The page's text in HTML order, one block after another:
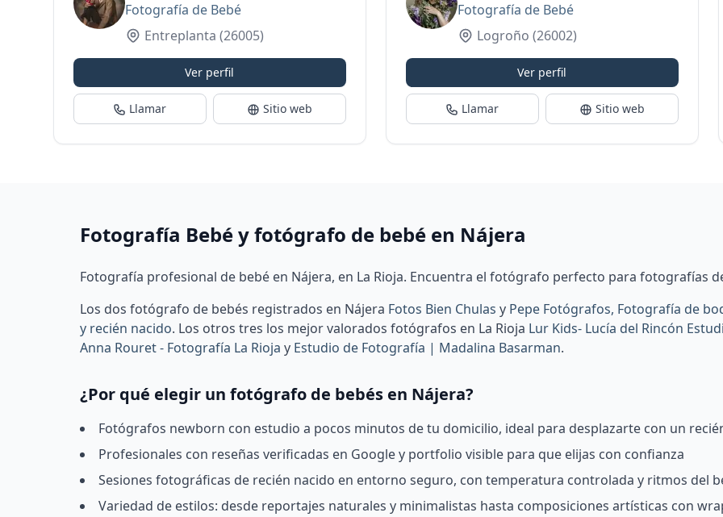
Fotografía de Bebé
Entreplanta (26005)
Ver perfil
Llamar Sitio web
Fotografía de Bebé
Logroño (26002)
Ver perfil
Llamar Sitio web
Fotografía Bebé y fotógrafo de bebé en Nájera
Fotografía profesional de bebé en Nájera, en La Rioja. Encuentra el fotógrafo perfecto para fotografías
Los dos fotógrafo de bebés registrados en Nájera Fotos Bien Chulas y Pepe Fotógrafos, Fotografía de
y recién nacido. Los otros tres los mejor valorados fotógrafos en La Rioja Lur Kids- Lucía del Rincón
Anna Rouret - Fotografía La Rioja y Estudio de Fotografía | Madalina Basarman.
¿Por qué elegir un fotógrafo de bebés en Nájera?
Fotógrafos newborn con estudio a pocos minutos de tu domicilio, ideal para desplazarte con un
Profesionales con reseñas verificadas en Google y portfolio visible para que elijas con confianza
Sesiones fotográficas de recién nacido en entorno seguro, con temperatura controlada y ritmos del
Variedad de estilos: desde reportajes naturales y minimalistas hasta composiciones artísticas con